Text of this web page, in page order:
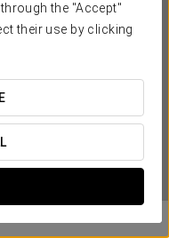
the "Accept"
their use by clicking
